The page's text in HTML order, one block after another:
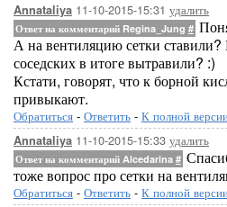
Annataliya 11-10-2015-15:31 удалить
Ответ на комментарий Regina_Jung #
А на вентиляцию сетки
соседских в итоге вытравили? :)
Кстати, говорят, что к борной
привыкают.
Обратиться - Ответить - К полной
Annataliya 11-10-2015-15:33 удалить
Ответ на комментарий Alcedarina #
тоже вопрос про сетки на
Обратиться - Ответить - К полной